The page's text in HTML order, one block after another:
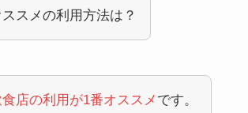
ススメの利用方法は？
店の利用が1番オススメ です。